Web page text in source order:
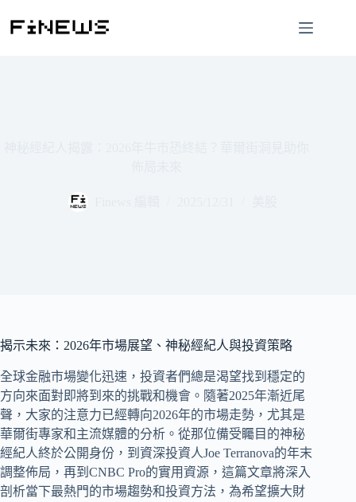
揭示未來：2026年市場展望、神秘經紀人與投資策略
全球金融市場變化迅速，投資者們總是渴望找到穩定的
方向來面對即將到來的挑戰和機會。隨著2025年漸近尾
聲，大家的注意力已經轉向2026年的市場走勢，尤其是
華爾街專家和主流媒體的分析。從那位備受矚目的神秘
經紀人終於公開身份，到資深投資人Joe Terranova的年末
調整佈局，再到CNBC Pro的實用資源，這篇文章將深入
剖析當下最熱門的市場趨勢和投資方法，為希望擴大財